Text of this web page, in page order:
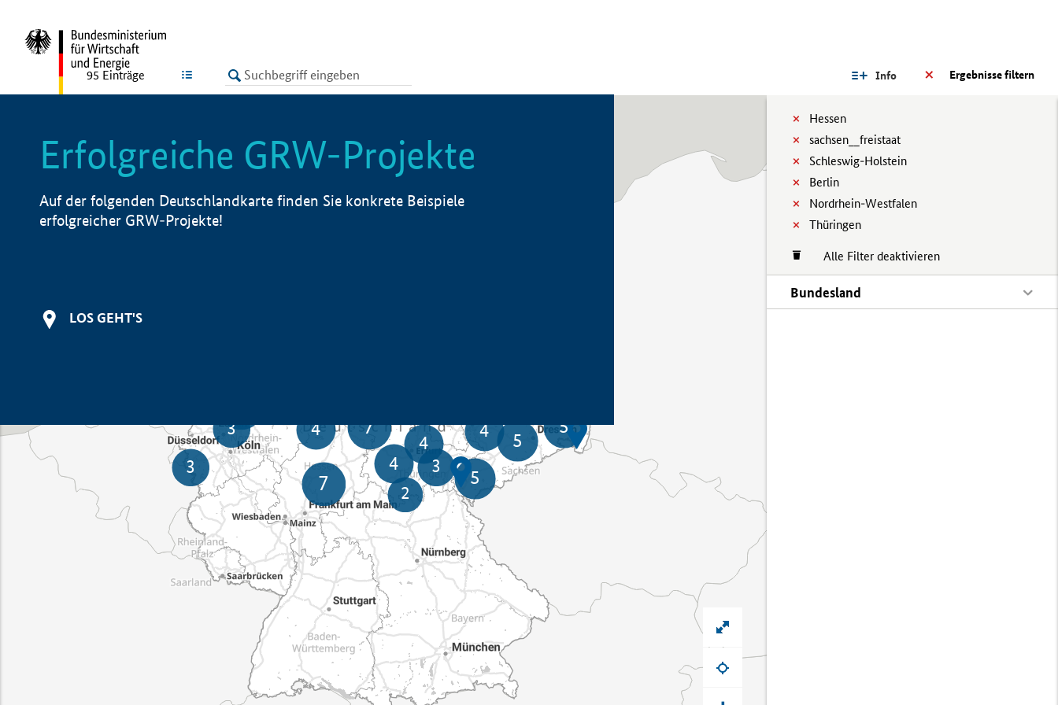
LISTE Ergebnisse filtern
Info
Hessen
sachsen__freistaat
Schleswig-Holstein
Berlin
Nordrhein-Westfalen
Thüringen
Alle Filter deaktivieren
Bundesland
95 Einträge
Erfolgreiche GRW-Projekte
Auf der folgenden Deutschlandkarte finden Sie konkrete Beispiele
erfolgreicher GRW-Projekte!
LOS GEHT'S